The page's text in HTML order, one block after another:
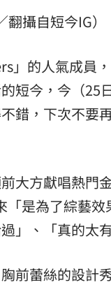
攝自短今IG）
」的人氣成員
短今，今（25
錯，下次不要
大方獻唱熱門
是為了綜藝
」、「真的太
前蕾絲的設計